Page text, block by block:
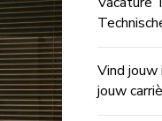
Vind
jouw